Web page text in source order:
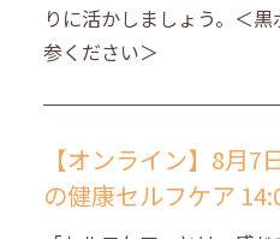
りに活かしましょう。＜
参ください＞
【オンライン】8月7
の健康セルフケア